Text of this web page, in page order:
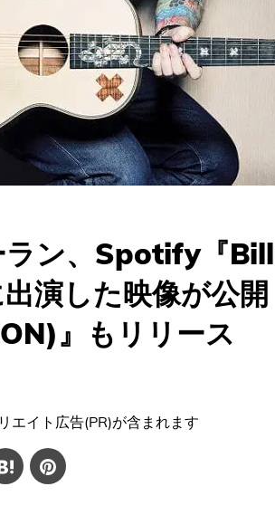
ラン、Spotify『
演した映像が公
』もリリース
エイト広告(PR)が含まれます